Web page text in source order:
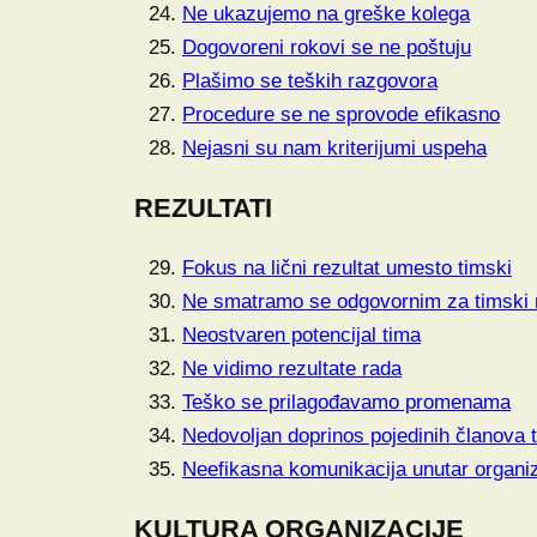
Ne ukazujemo na greške kolega
Dogovoreni rokovi se ne poštuju
Plašimo se teških razgovora
Procedure se ne sprovode efikasno
Nejasni su nam kriterijumi uspeha
REZULTATI
Fokus na lični rezultat umesto timski
Ne smatramo se odgovornim za timski
Neostvaren potencijal tima
Ne vidimo rezultate rada
Teško se prilagođavamo promenama
Nedovoljan doprinos pojedinih članova
Neefikasna komunikacija unutar
KULTURA ORGANIZACIJE